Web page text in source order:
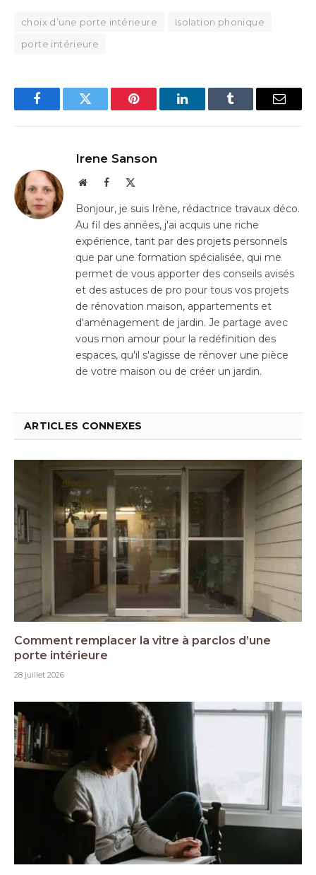
choix d’une porte intérieure
Isolation phonique
porte intérieure
FacebookTwitter Pinterest LinkedInTumblr Email
Irene Sanson
WebsiteFacebook
Bonjour, je suis Irène, rédactrice travaux déco.
Au fil des années, j'ai acquis une riche
expérience, tant par des projets personnels
que par une formation spécialisée, qui me
permet de vous apporter des conseils avisés
et des astuces de pro pour tous vos projets
de rénovation maison, appartements et
d'aménagement de jardin. Je partage avec
vous mon amour pour la redéfinition des
espaces, qu'il s'agisse de rénover une pièce
de votre maison ou de créer un jardin.
ARTICLES CONNEXES
Comment remplacer la vitre à parclos d’une
porte intérieure
28 juillet 2026